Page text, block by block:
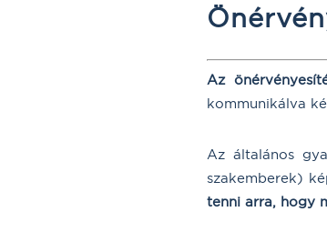
Az
kommunikálva
Az általános
szakemberek)
tenni arra, hogy